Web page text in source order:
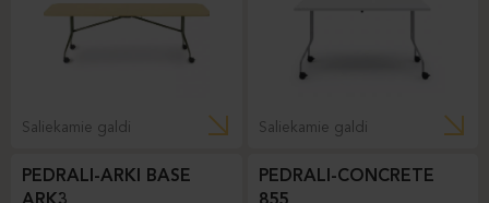
Saliekamie galdi Saliekamie galdi
PEDRALI-ARKI BASE
PEDRALI-CONCRETE